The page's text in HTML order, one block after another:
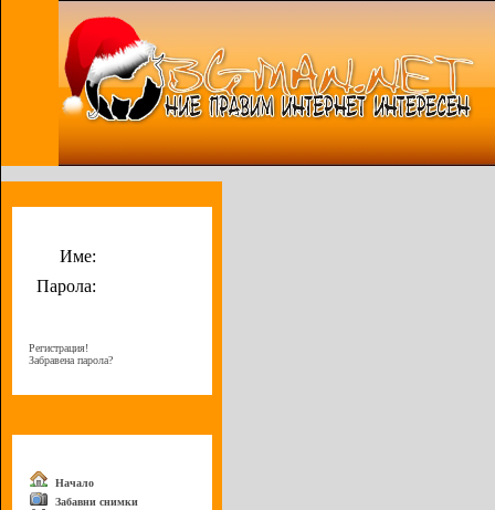
Име:
Парола:
Регистрация!
Забравена парола?
Начало
Забавни снимки